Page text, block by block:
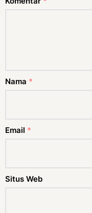
Nama *
Email *
Situs Web